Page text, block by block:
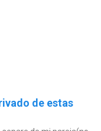
de estas